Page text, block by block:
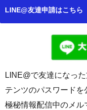
LINE@友達申請はこちら
LINE@で友達になっ
テンツのパスワードを
極秘情報配信中のメル